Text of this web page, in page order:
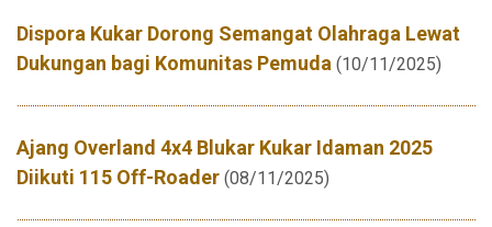
Dispora Kukar Dorong Semangat Olahraga Lewat
Dukungan bagi Komunitas Pemuda (10/11/2025)
Ajang Overland 4x4 Blukar Kukar Idaman 2025
Diikuti 115 Off-Roader (08/11/2025)